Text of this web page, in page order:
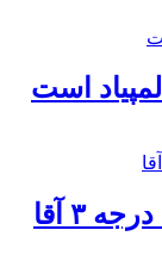
است
۳ آقا